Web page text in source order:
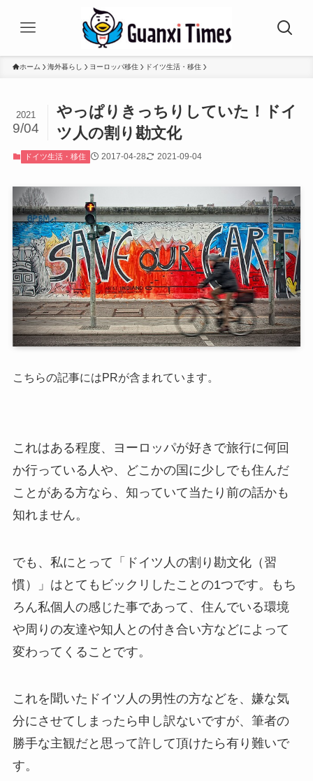
ホーム 海外暮らし ヨーロッパ移住 ドイツ生活・移住
やっぱりきっちりしていた！ドイ
ツ人の割り勘文化
2021
9/04
ドイツ生活・移住 2017-04-28 2021-09-04
こちらの記事にはPRが含まれています。
これはある程度、ヨーロッパが好きで旅行に何回
か行っている人や、どこかの国に少しでも住んだ
ことがある方なら、知っていて当たり前の話かも
知れません。
でも、私にとって「ドイツ人の割り勘文化（習
慣）」はとてもビックリしたことの1つです。もち
ろん私個人の感じた事であって、住んでいる環境
や周りの友達や知人との付き合い方などによって
変わってくることです。
これを聞いたドイツ人の男性の方などを、嫌な気
分にさせてしまったら申し訳ないですが、筆者の
勝手な主観だと思って許して頂けたら有り難いで
す。